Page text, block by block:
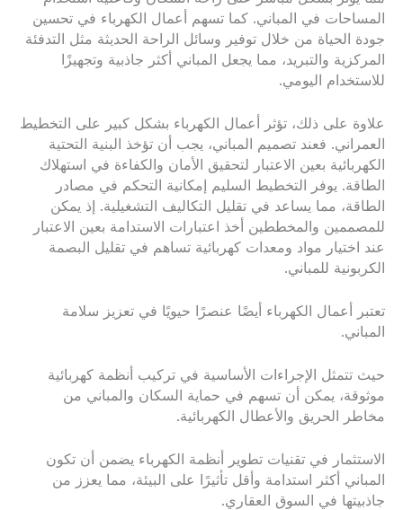
المساحات في المباني. كما تسهم أعمال الكهرباء في تحسين
جودة الحياة من خلال توفير وسائل الراحة الحديثة مثل التدفئة
المركزية والتبريد، مما يجعل المباني أكثر جاذبية وتجهيزًا
للاستخدام اليومي.
علاوة على ذلك، تؤثر أعمال الكهرباء بشكل كبير على التخطيط
العمراني. فعند تصميم المباني، يجب أن تؤخذ البنية التحتية
الكهربائية بعين الاعتبار لتحقيق الأمان والكفاءة في استهلاك
الطاقة. يوفر التخطيط السليم إمكانية التحكم في مصادر
الطاقة، مما يساعد في تقليل التكاليف التشغيلية. إذ يمكن
للمصممين والمخططين أخذ اعتبارات الاستدامة بعين الاعتبار
عند اختيار مواد ومعدات كهربائية تساهم في تقليل البصمة
الكربونية للمباني.
تعتبر أعمال الكهرباء أيضًا عنصرًا حيويًا في تعزيز سلامة
المباني.
حيث تتمثل الإجراءات الأساسية في تركيب أنظمة كهربائية
موثوقة، يمكن أن تسهم في حماية السكان والمباني من
مخاطر الحريق والأعطال الكهربائية.
الاستثمار في تقنيات تطوير أنظمة الكهرباء يضمن أن تكون
المباني أكثر استدامة وأقل تأثيرًا على البيئة، مما يعزز من
جاذبيتها في السوق العقاري.